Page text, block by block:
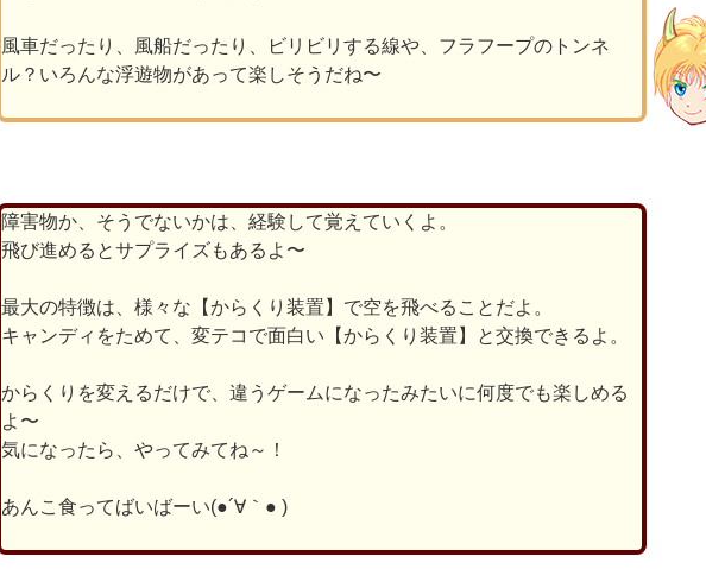
風車だったり、風船だったり、ビリビリする線や、フラフープのトンネ
ル？いろんな浮遊物があって楽しそうだね〜
障害物か、そうでないかは、経験して覚えていくよ。
飛び進めるとサプライズもあるよ〜
最大の特徴は、様々な【からくり装置】で空を飛べることだよ。
キャンディをためて、変テコで面白い【からくり装置】と交換できるよ。
からくりを変えるだけで、違うゲームになったみたいに何度でも楽しめる
よ〜
気になったら、やってみてね～！
あんこ食ってばいばーい(●´∀｀● )